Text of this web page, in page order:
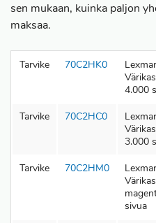
sen mukaan, kuinka paljon
maksaa.
Tarvike 70C2HK0
4.000
Tarvike 70C2HC0
3.000
Tarvike 70C2HM0
sivua